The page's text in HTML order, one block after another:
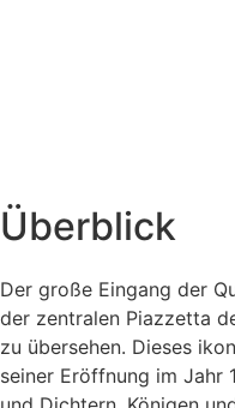
Überblick
Der große Eingang der
der zentralen Piazzetta
zu übersehen. Dieses
seiner Eröffnung im Jahr